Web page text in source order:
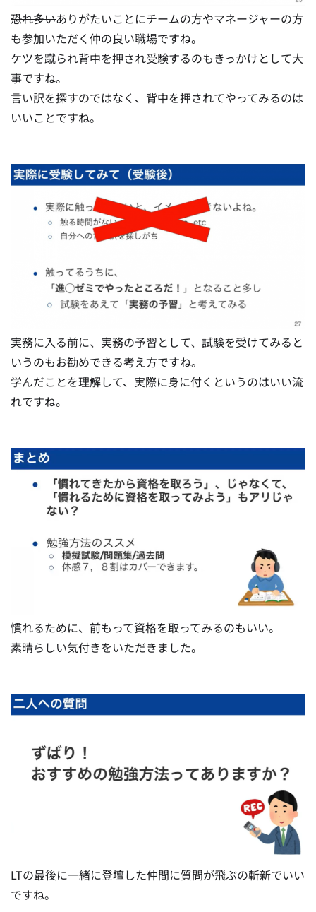
恐れ多いありがたいことにチームの方やマネージャーの方
も参加いただく仲の良い職場ですね。
ケツを蹴られ背中を押され受験するのもきっかけとして大
事ですね。
言い訳を探すのではなく、背中を押されてやってみるのは
いいことですね。
実務に入る前に、実務の予習として、試験を受けてみると
いうのもお勧めできる考え方ですね。
学んだことを理解して、実際に身に付くというのはいい流
れですね。
慣れるために、前もって資格を取ってみるのもいい。
素晴らしい気付きをいただきました。
LTの最後に一緒に登壇した仲間に質問が飛ぶの斬新でいい
ですね。